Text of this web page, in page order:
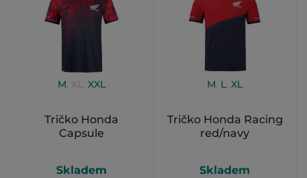
M, XL, XXL
Tričko Honda
Capsule
Skladem
M, L, XL
Tričko Honda Racing
red/navy
Skladem